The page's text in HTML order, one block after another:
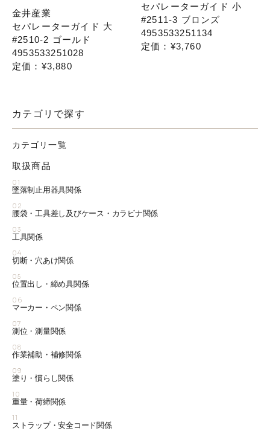
金井産業
セパレーターガイド 大
#2510-2 ゴールド
4953533251028
定価：¥3,880
セパレーターガイド 小
#2511-3 ブロンズ
4953533251134
定価：¥3,760
カテゴリで探す
カテゴリ一覧
取扱商品
01
墜落制止用器具関係
02
腰袋・工具差し及びケース・カラビナ関係
03
工具関係
04
切断・穴あけ関係
05
位置出し・締め具関係
06
マーカー・ペン関係
07
測位・測量関係
08
作業補助・補修関係
09
塗り・慣らし関係
10
重量・荷締関係
11
ストラップ・安全コード関係